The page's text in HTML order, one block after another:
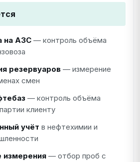
на АЗС — контроль объёма
резервуаров — измерение
смен
— контроль объёма
клиенту
учёт в нефтехимии и
измерения — отбор проб с